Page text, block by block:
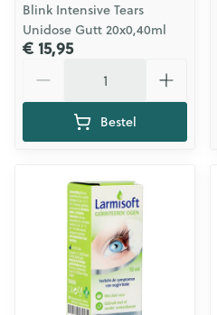
Blink Intensive Tears
Unidose Gutt 20x0,40ml
€ 15,95
Bestel